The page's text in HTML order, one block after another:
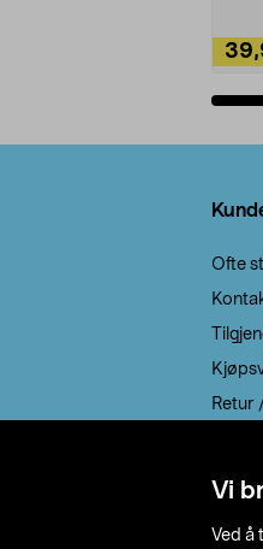
Vi
Ved å
Ofte
Retur